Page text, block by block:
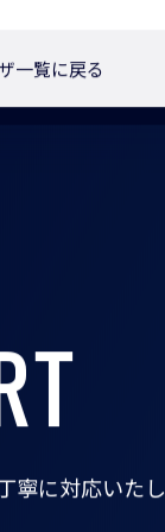
一覧に戻る
寧に対応いた